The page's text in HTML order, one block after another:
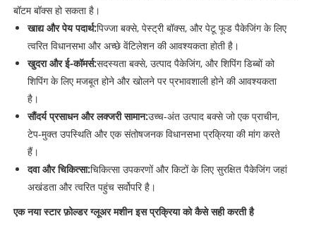
बॉटम बॉक्स हो सकता है।
खाद्य और पेय पदार्थ:पिज्जा बक्से, पेस्ट्री बॉक्स, और पेटू फूड पैकेजिंग के लिए
त्वरित विधानसभा और अच्छे वेंटिलेशन की आवश्यकता होती है।
खुदरा और ई-कॉमर्स:सदस्यता बक्से, उत्पाद पैकेजिंग, और शिपिंग डिब्बों को
शिपिंग के लिए मजबूत होने और खोलने पर प्रभावशाली होने की आवश्यकता
है।
सौंदर्य प्रसाधन और लक्जरी सामान:उच्च-अंत उत्पाद बक्से जो एक प्राचीन,
टेप-मुक्त उपस्थिति और एक संतोषजनक विधानसभा प्रक्रिया की मांग करते
हैं।
दवा और चिकित्सा:चिकित्सा उपकरणों और किटों के लिए सुरक्षित पैकेजिंग जहां
अखंडता और त्वरित पहुंच सर्वोपरि है।
एक नया स्टार फ़ोल्डर ग्लूअर मशीन इस प्रक्रिया को कैसे सही करती है